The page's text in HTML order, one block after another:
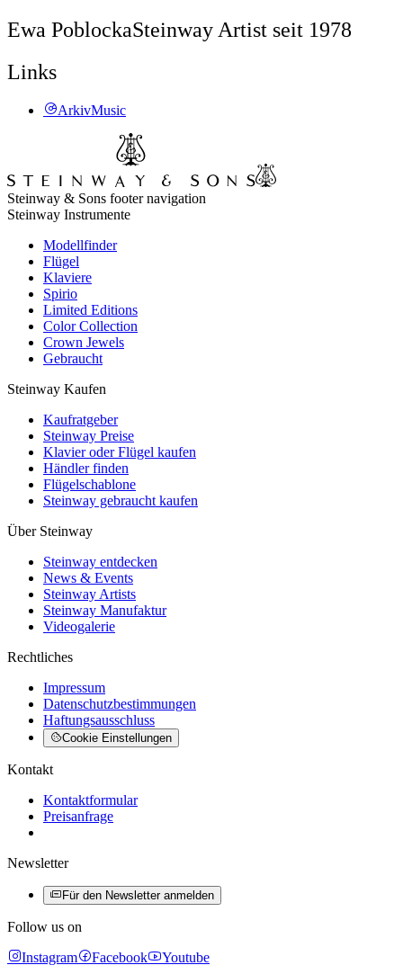
Ewa PoblockaSteinway Artist seit 1978
Links
ArkivMusic
Steinway & Sons footer navigation
Steinway Instrumente
Modellfinder
Flügel
Klaviere
Spirio
Limited Editions
Color Collection
Crown Jewels
Gebraucht
Steinway Kaufen
Kaufratgeber
Steinway Preise
Klavier oder Flügel kaufen
Händler finden
Flügelschablone
Steinway gebraucht kaufen
Über Steinway
Steinway entdecken
News & Events
Steinway Artists
Steinway Manufaktur
Videogalerie
Rechtliches
Impressum
Datenschutzbestimmungen
Haftungsausschluss
Cookie Einstellungen
Kontakt
Kontaktformular
Preisanfrage
Newsletter
Für den Newsletter anmelden
Follow us on
Instagram
Facebook Youtube